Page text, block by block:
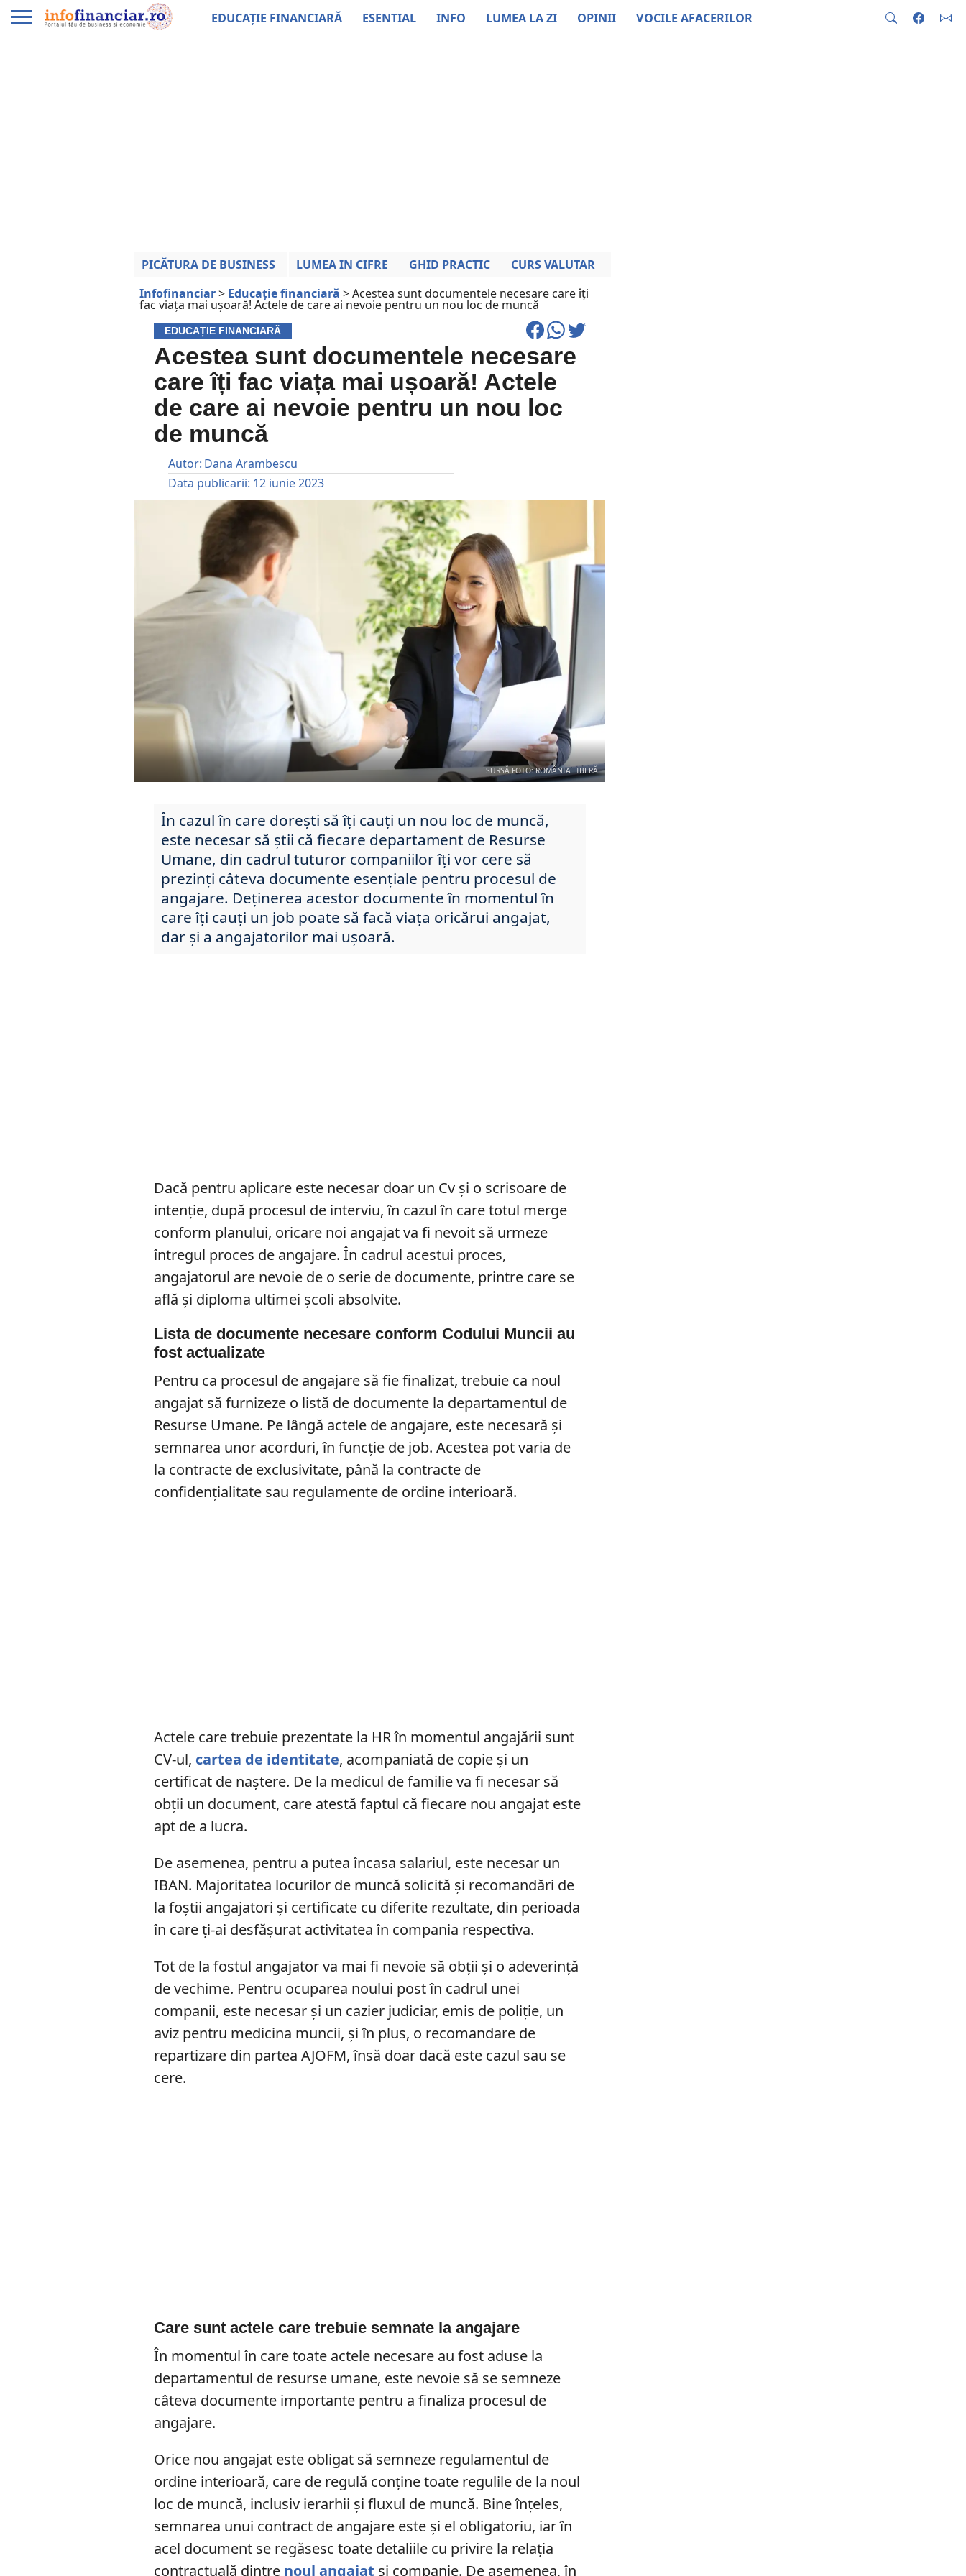
EDUCAȚIE FINANCIARĂ ESENTIAL INFO LUMEA LA ZI OPINII VOCILE AFACERILOR
PICĂTURA DE BUSINESS LUMEA IN CIFRE GHID PRACTIC
CURS VALUTAR
Infofinanciar> Educație financiară >Acestea sunt documentele necesare care îți
fac viața mai ușoară! Actele de care ai nevoie pentru un nou loc de muncă
EDUCAȚIE FINANCIARĂ
Acestea sunt documentele necesare
care îți fac viața mai ușoară! Actele
de care ai nevoie pentru un nou loc
de muncă
Autor: Dana Arambescu
Data publicarii: 12 iunie 2023
SURSĂ FOTO: ROMÂNIA LIBERĂ
În cazul în care dorești să îți cauți un nou loc de muncă,
este necesar să știi că fiecare departament de Resurse
Umane, din cadrul tuturor companiilor îți vor cere să
prezinți câteva documente esențiale pentru procesul de
angajare. Deținerea acestor documente în momentul în
care îți cauți un job poate să facă viața oricărui angajat,
dar și a angajatorilor mai ușoară.
Dacă pentru aplicare este necesar doar un Cv și o scrisoare de
intenție, după procesul de interviu, în cazul în care totul merge
conform planului, oricare noi angajat va fi nevoit să urmeze
întregul proces de angajare. În cadrul acestui proces,
angajatorul are nevoie de o serie de documente, printre care se
află și diploma ultimei școli absolvite.
Lista de documente necesare conform Codului Muncii au
fost actualizate
Pentru ca procesul de angajare să fie finalizat, trebuie ca noul
angajat să furnizeze o listă de documente la departamentul de
Resurse Umane. Pe lângă actele de angajare, este necesară și
semnarea unor acorduri, în funcție de job. Acestea pot varia de
la contracte de exclusivitate, până la contracte de
confidențialitate sau regulamente de ordine interioară.
Actele care trebuie prezentate la HR în momentul angajării sunt
CV-ul, cartea de identitate, acompaniată de copie și un
certificat de naștere. De la medicul de familie va fi necesar să
obții un document, care atestă faptul că fiecare nou angajat este
apt de a lucra.
De asemenea, pentru a putea încasa salariul, este necesar un
IBAN. Majoritatea locurilor de muncă solicită și recomandări de
la foștii angajatori și certificate cu diferite rezultate, din perioada
în care ți-ai desfășurat activitatea în compania respectiva.
Tot de la fostul angajator va mai fi nevoie să obții și o adeverință
de vechime. Pentru ocuparea noului post în cadrul unei
companii, este necesar și un cazier judiciar, emis de poliție, un
aviz pentru medicina muncii, și în plus, o recomandare de
repartizare din partea AJOFM, însă doar dacă este cazul sau se
cere.
Care sunt actele care trebuie semnate la angajare
În momentul în care toate actele necesare au fost aduse la
departamentul de resurse umane, este nevoie să se semneze
câteva documente importante pentru a finaliza procesul de
angajare.
Orice nou angajat este obligat să semneze regulamentul de
ordine interioară, care de regulă conține toate regulile de la noul
loc de muncă, inclusiv ierarhii și fluxul de muncă. Bine înțeles,
semnarea unui contract de angajare este și el obligatoriu, iar în
acel document se regăsesc toate detaliile cu privire la relația
contractuală dintre noul angajat și companie. De asemenea, în